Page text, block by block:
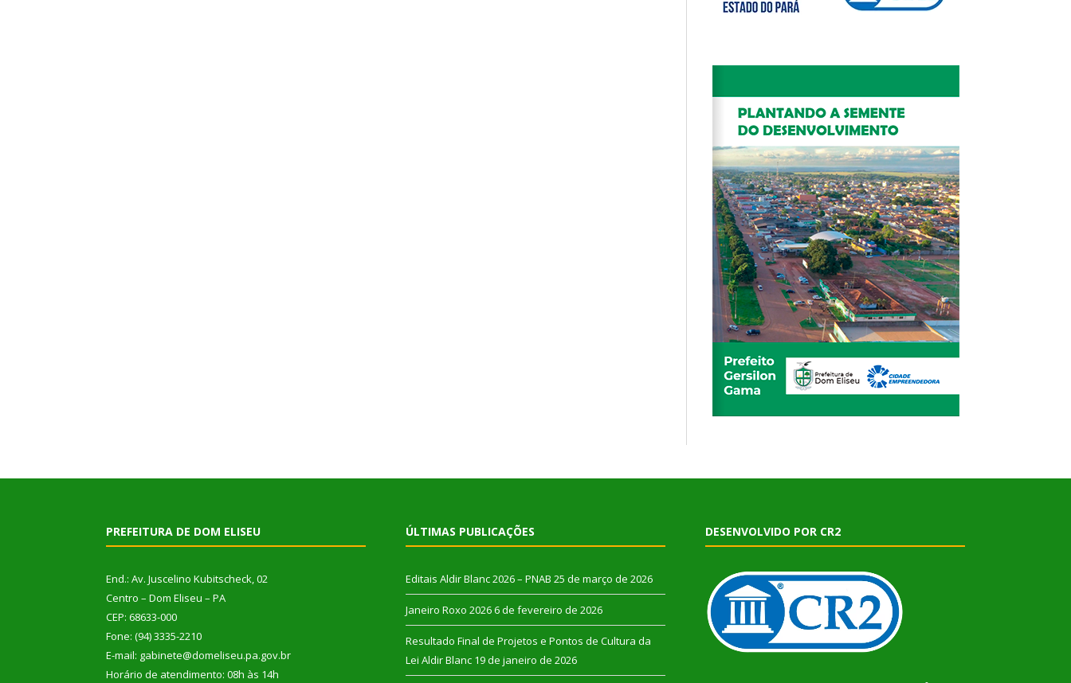
PREFEITURA DE DOM ELISEU
End.: Av. Juscelino Kubitscheck, 02
Centro – Dom Eliseu – PA
CEP: 68633-000
Fone: (94) 3335-2210
E-mail: gabinete@domeliseu.pa.gov.br
Horário de atendimento: 08h às 14h
ÚLTIMAS PUBLICAÇÕES
Editais Aldir Blanc 2026 – PNAB 25 de março de 2026
Janeiro Roxo 2026 6 de fevereiro de 2026
Resultado Final de Projetos e Pontos de Cultura da
Lei Aldir Blanc 19 de janeiro de 2026
DESENVOLVIDO POR CR2